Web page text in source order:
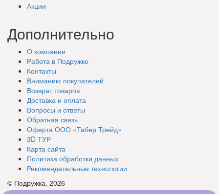
Акции
Дополнительно
О компании
Работа в Подружке
Контакты
Вниманию покупателей
Возврат товаров
Доставка и оплата
Вопросы и ответы
Обратная связь
Оферта ООО «Табер Трейд»
3D ТУР
Карта сайта
Политика обработки данных
Рекомендательные технологии
© Подружка, 2026